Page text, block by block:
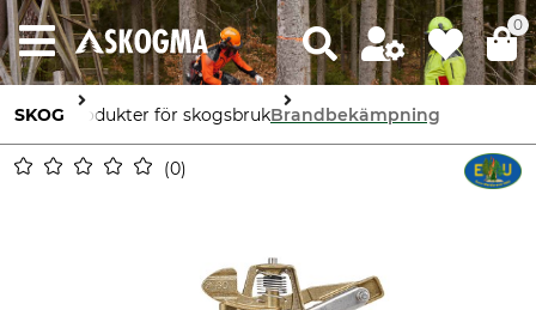
0
SKOG Produkter för skogsbrukBrandbekämpning
0